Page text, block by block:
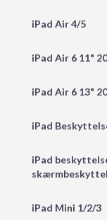
iPad Air 4/5
iPad Air 6 11"
iPad Air 6 13"
iPad
iPad
iPad Mini 1/2/3